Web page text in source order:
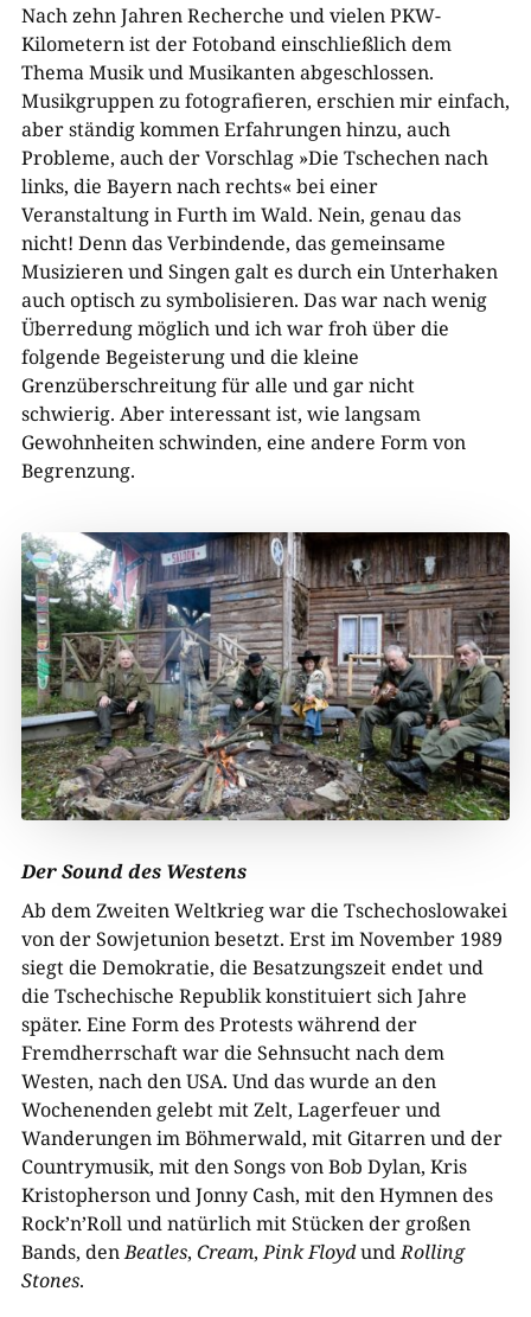
Nach zehn Jahren Recherche und vielen PKW-
Kilometern ist der Fotoband einschließlich dem
Thema Musik und Musikanten abgeschlossen.
Musikgruppen zu fotografieren, erschien mir einfach,
aber ständig kommen Erfahrungen hinzu, auch
Probleme, auch der Vorschlag »Die Tschechen nach
links, die Bayern nach rechts« bei einer
Veranstaltung in Furth im Wald. Nein, genau das
nicht! Denn das Verbindende, das gemeinsame
Musizieren und Singen galt es durch ein Unterhaken
auch optisch zu symbolisieren. Das war nach wenig
Überredung möglich und ich war froh über die
folgende Begeisterung und die kleine
Grenzüberschreitung für alle und gar nicht
schwierig. Aber interessant ist, wie langsam
Gewohnheiten schwinden, eine andere Form von
Begrenzung.
Der Sound des Westens
Ab dem Zweiten Weltkrieg war die Tschechoslowakei
von der Sowjetunion besetzt. Erst im November 1989
siegt die Demokratie, die Besatzungszeit endet und
die Tschechische Republik konstituiert sich Jahre
später. Eine Form des Protests während der
Fremdherrschaft war die Sehnsucht nach dem
Westen, nach den USA. Und das wurde an den
Wochenenden gelebt mit Zelt, Lagerfeuer und
Wanderungen im Böhmerwald, mit Gitarren und der
Countrymusik, mit den Songs von Bob Dylan, Kris
Kristopherson und Jonny Cash, mit den Hymnen des
Rock’n’Roll und natürlich mit Stücken der großen
Bands, denBeatles, Cream,Pink FloydundRolling
Stones.